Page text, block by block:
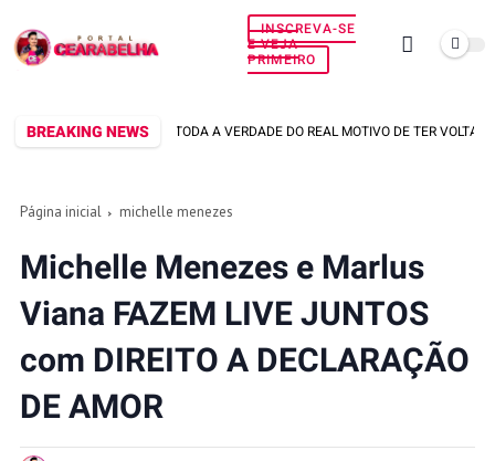
INSCREVA-SE
E VEJA
PRIMEIRO
BREAKING NEWS
VIANA SOLTA TODA A VERDADE DO REAL MOTIVO DE TER VOLTADO PRA
Página inicial michelle menezes
Michelle Menezes e Marlus
Viana FAZEM LIVE JUNTOS
com DIREITO A DECLARAÇÃO
DE AMOR